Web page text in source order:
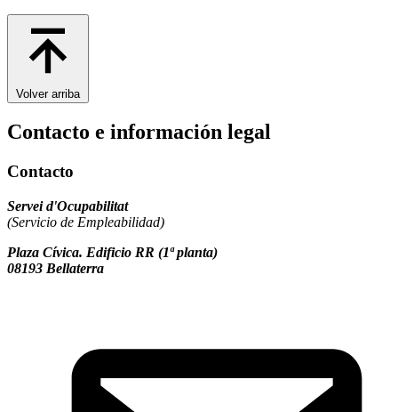
Volver arriba
Contacto e información legal
Contacto
Servei d'Ocupabilitat
(Servicio de Empleabilidad)
Plaza Cívica. Edificio RR (1ª planta)
08193 Bellaterra